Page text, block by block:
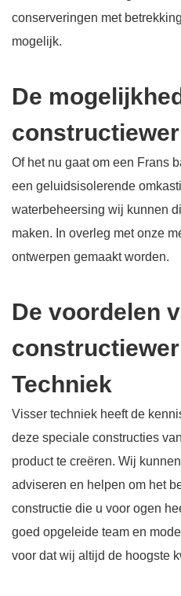
conserveringen met
mogelijk.
De
Of het nu gaat om een Frans
een geluidsisolerende
waterbeheersing wij kunnen
maken. In overleg met onze
ontwerpen gemaakt worden.
De voordelen
Techniek
Visser techniek heeft de
deze speciale constructies
product te creëren. Wij
adviseren en helpen om het
constructie die u voor ogen
goed opgeleide team en
voor dat wij altijd de hoogste